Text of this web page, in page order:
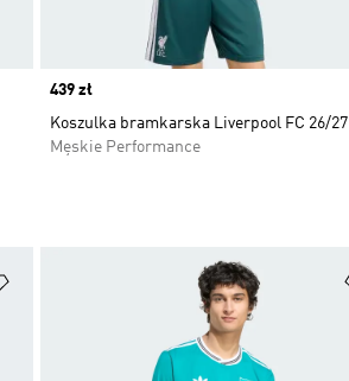
Price
439 zł
Koszulka bramkarska Liverpool FC 26/27
Męskie Performance